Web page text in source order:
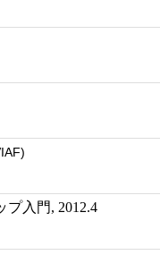
プ入門, 2012.4